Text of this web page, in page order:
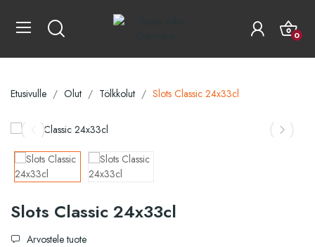
0
Etusivulle Olut Tölkkolut Slots Classic 24x33cl
Slots Classic 24x33cl
Arvostele tuote